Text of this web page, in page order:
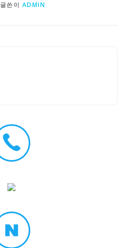
글쓴이 ADMIN